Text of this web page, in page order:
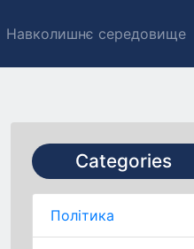
Навколишнє середовище
Categories
Політика